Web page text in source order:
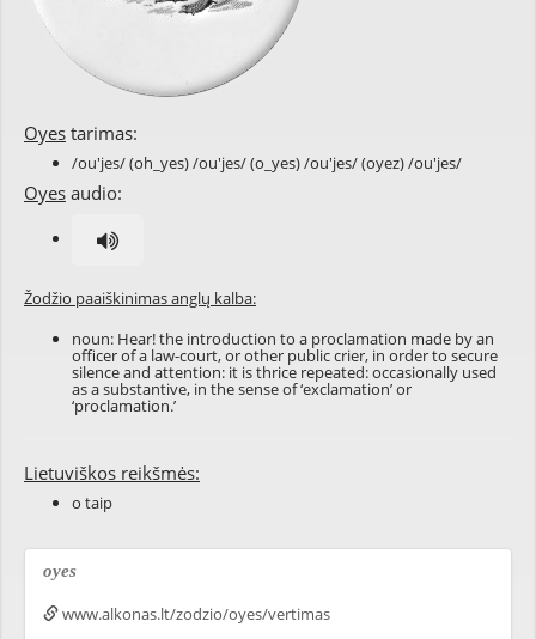
Oyes tarimas:
/ou'jes/ (oh_yes) /ou'jes/ (o_yes) /ou'jes/ (oyez) /ou'jes/
Oyes audio:
Žodžio paaiškinimas anglų kalba:
noun: Hear! the introduction to a proclamation made by an
officer of a law-court, or other public crier, in order to secure
silence and attention: it is thrice repeated: occasionally used
as a substantive, in the sense of ‘exclamation’ or
‘proclamation.’
Lietuviškos reikšmės:
o taip
oyes
www.alkonas.lt/zodzio/oyes/vertimas